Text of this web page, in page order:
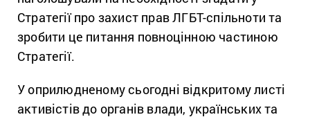
Стратегії про захист прав ЛГБТ-спільноти та
зробити це питання повноцінною частиною
Стратегії.
У оприлюдненому сьогодні відкритому листі
активістів до органів влади, українських та